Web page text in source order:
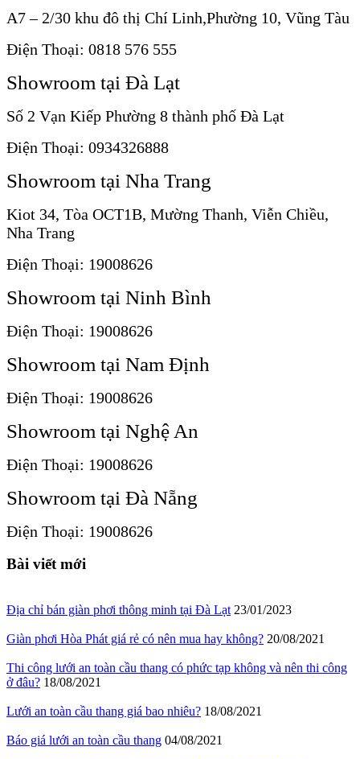
A7 – 2/30 khu đô thị Chí Linh,Phường 10, Vũng Tàu
Điện Thoại: 0818 576 555
Showroom tại Đà Lạt
Số 2 Vạn Kiếp Phường 8 thành phố Đà Lạt
Điện Thoại: 0934326888
Showroom tại Nha Trang
Kiot 34, Tòa OCT1B, Mường Thanh, Viễn Chiều,
Nha Trang
Điện Thoại: 19008626
Showroom tại Ninh Bình
Điện Thoại: 19008626
Showroom tại Nam Định
Điện Thoại: 19008626
Showroom tại Nghệ An
Điện Thoại: 19008626
Showroom tại Đà Nẵng
Điện Thoại: 19008626
Bài viết mới
Địa chỉ bán giàn phơi thông minh tại Đà Lạt 23/01/2023
Giàn phơi Hòa Phát giá rẻ có nên mua hay không? 20/08/2021
Thi công lưới an toàn cầu thang có phức tạp không và nên thi công
ở đâu? 18/08/2021
Lưới an toàn cầu thang giá bao nhiêu? 18/08/2021
Báo giá lưới an toàn cầu thang 04/08/2021